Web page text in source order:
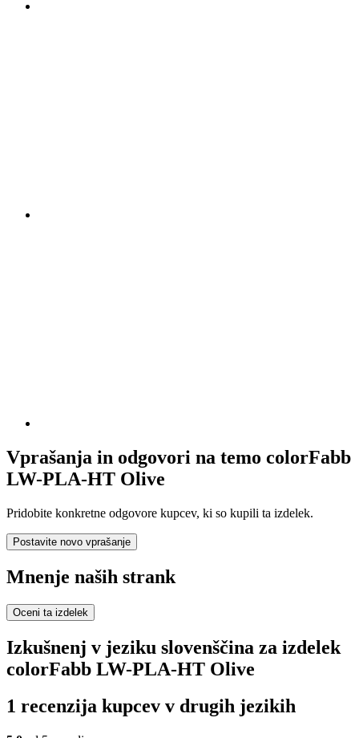
Vprašanja in odgovori na temo colorFabb
LW-PLA-HT Olive
Pridobite konkretne odgovore kupcev, ki so kupili ta izdelek.
Postavite novo vprašanje
Mnenje naših strank
Oceni ta izdelek
Izkušnenj v jeziku slovenščina za izdelek
colorFabb LW-PLA-HT Olive
1 recenzija kupcev v drugih jezikih